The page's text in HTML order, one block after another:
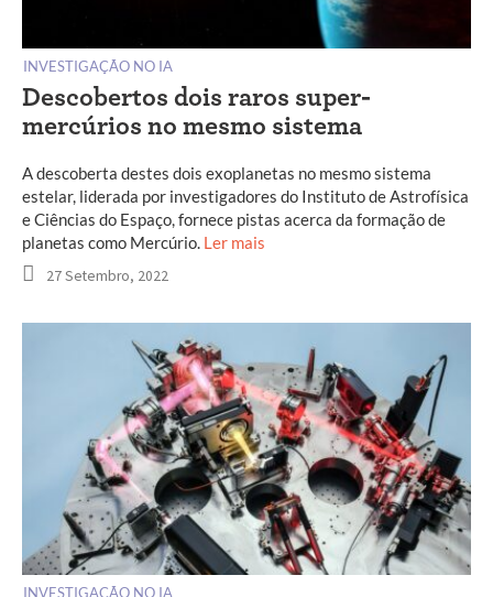
INVESTIGAÇÃO NO IA
Descobertos dois raros super-
mercúrios no mesmo sistema
A descoberta destes dois exoplanetas no mesmo sistema
estelar, liderada por investigadores do Instituto de Astrofísica
e Ciências do Espaço, fornece pistas acerca da formação de
planetas como Mercúrio. Ler mais
27 Setembro, 2022
INVESTIGAÇÃO NO IA